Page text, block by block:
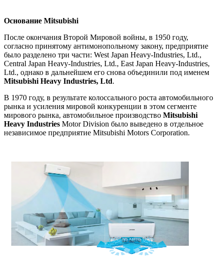
Основание Mitsubishi
После окончания Второй Мировой войны, в 1950 году,
согласно принятому антимонопольному закону, предприятие
было разделено три части: West Japan Heavy-Industries, Ltd.,
Central Japan Heavy-Industries, Ltd., East Japan Heavy-Industries,
Ltd., однако в дальнейшем его снова объединили под именем
Mitsubishi Heavy Industries, Ltd.
В 1970 году, в результате колоссального роста автомобильного
рынка и усиления мировой конкуренции в этом сегменте
мирового рынка, автомобильное производство Mitsubishi
Heavy Industries Motor Division было выведено в отдельное
независимое предприятие Mitsubishi Motors Corporation.